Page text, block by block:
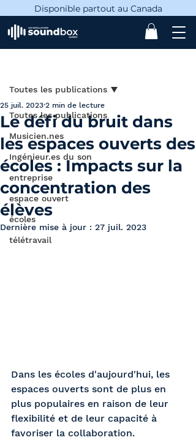
Disponible partout au Canada
Toutes les publications
Musicien.nes
Ingénieur.es du son
entreprise
espace ouvert
écoles
télétravail
Toutes les publications
Le défi du bruit dans
les espaces ouverts des
écoles : Impacts sur la
concentration des
élèves
25 juil. 2023 2 min de lecture
Dernière mise à jour : 27 juil. 2023
Dans les écoles d'aujourd'hui, les
espaces ouverts sont de plus en
plus populaires en raison de leur
flexibilité et de leur capacité à
favoriser la collaboration.